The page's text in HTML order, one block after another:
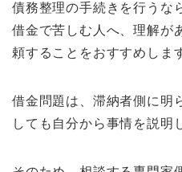
債務整理の手続きを行うな
借金で苦しむ人へ、理解が
頼することをおすすめしま
借金問題は、滞納者側に明
しても自分から事情を説明